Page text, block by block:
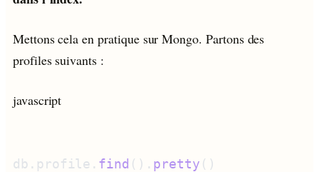
Mettons cela en pratique sur Mongo. Partons des
profiles suivants :
javascript
db.profile. find (). pretty